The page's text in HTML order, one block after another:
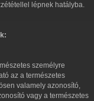
lépnek hatályba.
személyre
az a természetes
valamely azonosító,
vagy a természetes